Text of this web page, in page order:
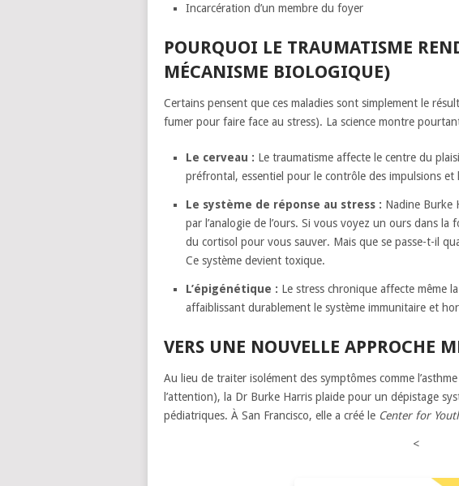
Incarcération d’un membre du foyer
POURQUOI LE TRAUMATISME
MÉCANISME BIOLOGIQUE)
Certains pensent que ces maladies sont simplement le
fumer pour faire face au stress). La science montre
Le cerveau : Le traumatisme affecte le centre du
préfrontal, essentiel pour le contrôle des impulsions et
Le système de réponse au stress : Nadine Burke
par l’analogie de l’ours. Si vous voyez un ours dans
du cortisol pour vous sauver. Mais que se passe-t-il
Ce système devient toxique.
L’épigénétique : Le stress chronique affecte même
affaiblissant durablement le système immunitaire et
VERS UNE NOUVELLE APPROCHE
Au lieu de traiter isolément des symptômes comme
l’attention), la Dr Burke Harris plaide pour un dépistage
pédiatriques. À San Francisco, elle a créé le Center for
<